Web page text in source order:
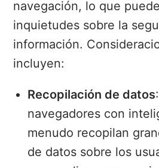
navegación, lo que
inquietudes sobre la
información.
incluyen:
Recopilación de datos
navegadores con
menudo recopilan
de datos sobre los